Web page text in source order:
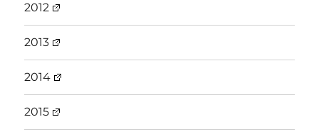
2012
2013
2014
2015